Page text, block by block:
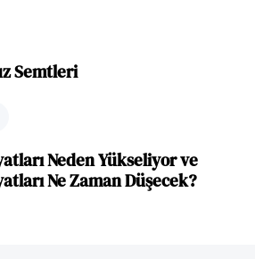
Semtleri
Neden Yükseliyor ve
Ne Zaman Düşecek?